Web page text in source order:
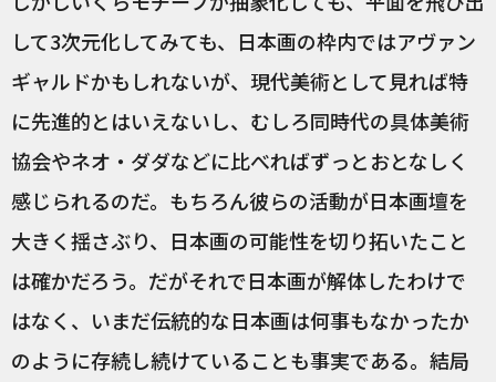
して3次元化してみても、日本画の枠内ではアヴァン
ギャルドかもしれないが、現代美術として見れば特
に先進的とはいえないし、むしろ同時代の具体美術
協会やネオ・ダダなどに比べればずっとおとなしく
感じられるのだ。もちろん彼らの活動が日本画壇を
大きく揺さぶり、日本画の可能性を切り拓いたこと
は確かだろう。だがそれで日本画が解体したわけで
はなく、いまだ伝統的な日本画は何事もなかったか
のように存続し続けていることも事実である。結局